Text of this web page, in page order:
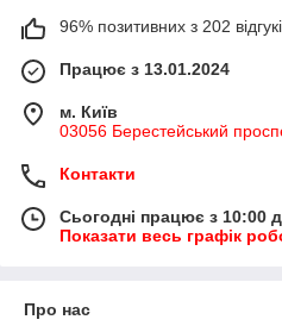
96% позитивних з 202
Працює з 13.01.2024
м. Київ
03056 Берестейський
Контакти
Сьогодні працює з 10:00
Показати весь графік
Про нас